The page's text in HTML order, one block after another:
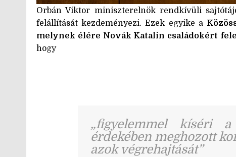
Orbán Viktor miniszterelnök rendkívüli
felállítását kezdeményezi. Ezek egyike a
melynek élére Novák Katalin családokért
hogy
„figyelemmel kíséri
érdekében meghozott
azok végrehajtását”